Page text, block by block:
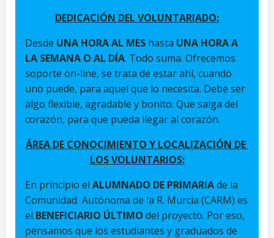
DEDICACIÓN DEL VOLUNTARIADO:
Desde UNA HORA AL MES hasta UNA HORA A
LA SEMANA O AL DÍA. Todo suma. Ofrecemos
soporte on-line, se trata de estar ahí, cuando
uno puede, para aquel que lo necesita. Debe ser
algo flexible, agradable y bonito. Que salga del
corazón, para que pueda llegar al corazón.
ÁREA DE CONOCIMIENTO Y LOCALIZACIÓN DE
LOS VOLUNTARIOS:
En principio el ALUMNADO DE PRIMARIAde la
Comunidad Autónoma de la R. Murcia (CARM) es
el BENEFICIARIO ÚLTIMO del proyecto. Por eso,
pensamos que los estudiantes y graduados de